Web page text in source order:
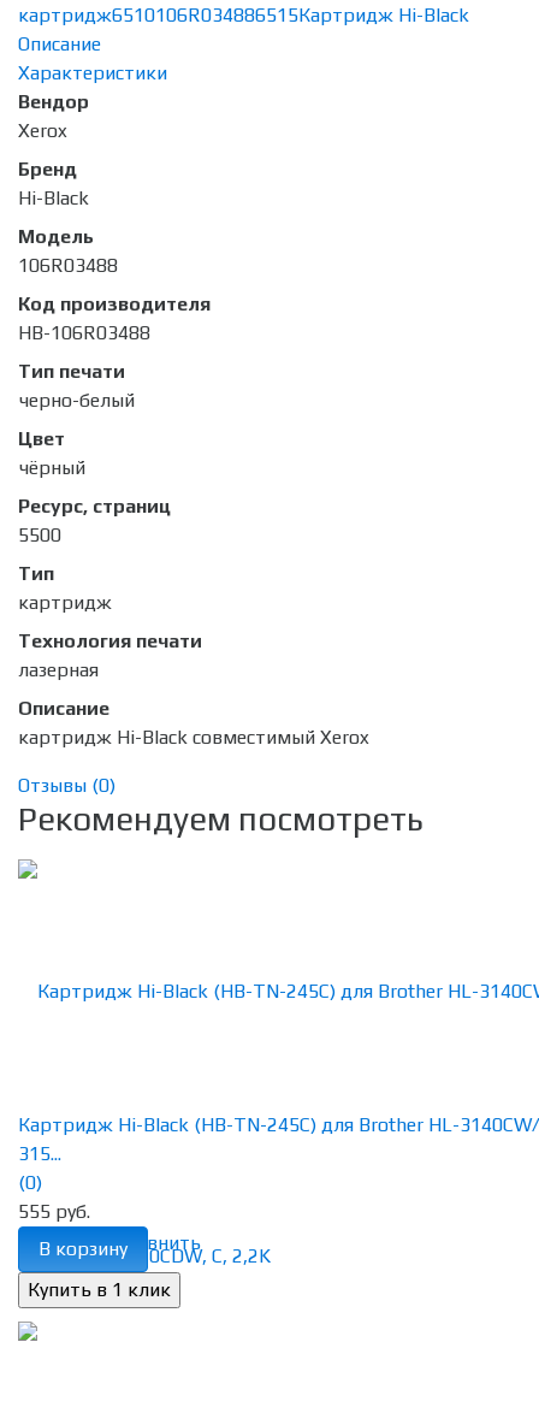
картридж6510106R034886515Картридж Hi-Black
Описание
Характеристики
Вендор
Xerox
Бренд
Hi-Black
Модель
106R03488
Код производителя
HB-106R03488
Тип печати
черно-белый
Цвет
чёрный
Ресурс, страниц
5500
Тип
картридж
Технология печати
лазерная
Описание
картридж Hi-Black совместимый Xerox
Отзывы (0)
Рекомендуем посмотреть
избранное сравнить
Картридж Hi-Black (HB-TN-245C) для Brother HL-3140CW/
315...
(0)
555 руб.
В корзину